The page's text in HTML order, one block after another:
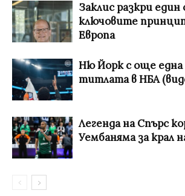
Заклис разкри един
ключовите
Европа
Ню Йорк с още една
титлата в НБА
Легенда на Спърс
Уембаняма за крал